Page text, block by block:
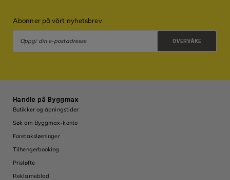
Abonner på vårt nyhetsbrev
OVERVÅKE
Handle på Byggmax
Butikker og åpningstider
Søk om Byggmax-konto
Foretaksløsninger
Tilhengerbooking
Prisløfte
Reklameblad